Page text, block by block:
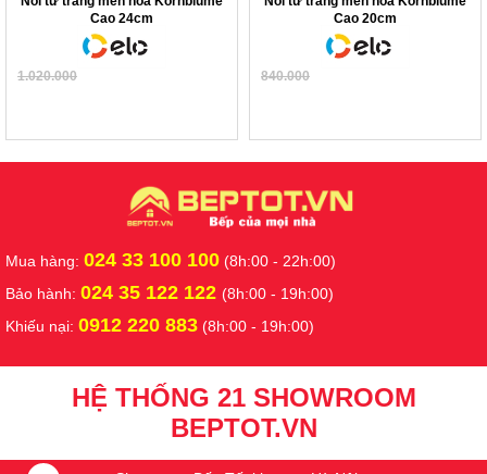
Cao 24cm
1.020.000
Cao 20cm
840.000
Mua hàng: 024 33 100 100 (8h:00 - 22h:00)
Bảo hành: 024 35 122 122 (8h:00 - 19h:00)
Khiếu nại: 0912 220 883 (8h:00 - 19h:00)
HỆ THỐNG 21 SHOWROOM
BEPTOT.VN